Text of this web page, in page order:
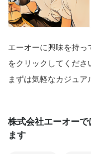
エーオーに興味を持っ
をクリックしてくださ
まずは気軽なカジュア
株式会社エーオー
ます